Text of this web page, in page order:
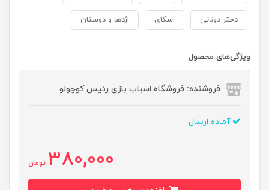
دختر دوناتی اسکای اژدها و دوستان
ویژگی‌های محصول
فروشنده: فروشگاه اسباب بازی رئیس کوچولو
آماده ارسال
380,000 تومان